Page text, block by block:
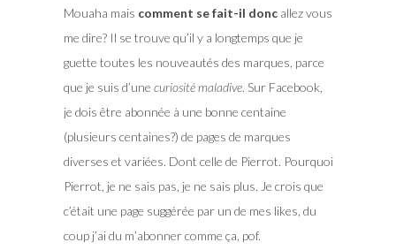
Mouaha mais comment se fait-il doncallez vous
me dire? Il se trouve qu’il y a longtemps que je
guette toutes les nouveautés des marques, parce
que je suis d’une curiosité maladive. Sur Facebook,
je dois être abonnée à une bonne centaine
(plusieurs centaines?) de pages de marques
diverses et variées. Dont celle de Pierrot. Pourquoi
Pierrot, je ne sais pas, je ne sais plus. Je crois que
c’était une page suggérée par un de mes likes, du
coup j’ai du m’abonner comme ça, pof.